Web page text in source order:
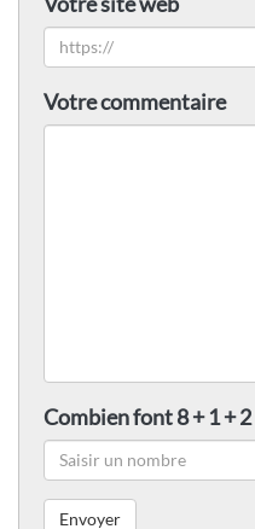
Votre commentaire
Combien font 8 + 1 + 2